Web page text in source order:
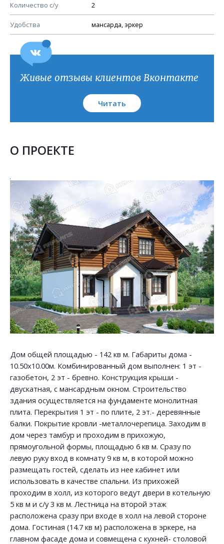
Количество с/у 2
Удобства мансарда, эркер
План кровли
Живые отзывы клиентов Вконтакте
Читать
О ПРОЕКТЕ
Дом общей площадью - 142 кв м. Габариты дома -
10.50х10.00м. Комбинированный дом выполнен: 1 эт -
газобетон, 2 эт - бревно. Конструкция крыши -
двускатная, с мансардным окном. Строительство
здания осуществляется на фундаменте монолитная
плита. Перекрытия 1 эт - по плите, 2 эт.- деревянные
балки. Покрытие кровли -металлочерепица. Заходим в
дом через тамбур и проходим в прихожую,
прямоугольной формы, площадью 6 кв м. Сразу по
левую руку вход в комнату 9 кв м, в которой можно
размещать гостей, сделать из нее кабинет или
использовать в качестве спальни. Из прихожей
проходим в холл, из которого ведут двери в котельную
5 кв м и с/у 3 кв м. Лестница на второй этаж
расположена сразу при входе в холл на левой стороне
дома. Гостиная (14.7 кв м) расположена в эркере, на
главном фасаде дома и совмещена с кухней- столовой